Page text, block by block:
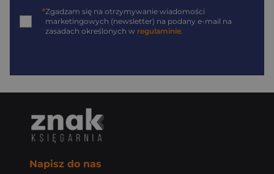
*Zgadzam się na otrzymywanie wiadomości
marketingowych (newsletter) na podany e-mail na
zasadach określonych w regulaminie.
Napisz do nas